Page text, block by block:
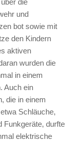
und
bot sowie mit
den Kindern
aktiven
wurden die
in einem
Auch ein
die in einem
Schläuche,
Funkgeräte, durfte
elektrische